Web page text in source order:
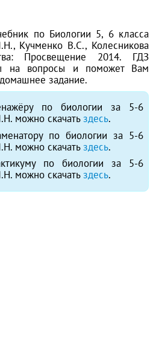
по Биологии 5, 6 класса
Кучменко В.С., Колесникова
Просвещение 2014. ГДЗ
на вопросы и поможет Вам
задание.
по биологии за 5-6
можно скачатьздесь.
по биологии за 5-6
можно скачатьздесь.
по биологии за 5-6
можно скачатьздесь.